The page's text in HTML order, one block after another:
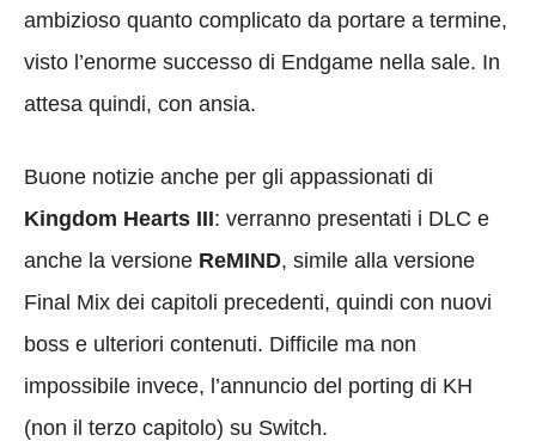
ambizioso quanto complicato da portare a termine,
visto l’enorme successo di Endgame nella sale. In
attesa quindi, con ansia.
Buone notizie anche per gli appassionati di
Kingdom Hearts III: verranno presentati i DLC e
anche la versione ReMIND, simile alla versione
Final Mix dei capitoli precedenti, quindi con nuovi
boss e ulteriori contenuti. Difficile ma non
impossibile invece, l’annuncio del porting di KH
(non il terzo capitolo) su Switch.